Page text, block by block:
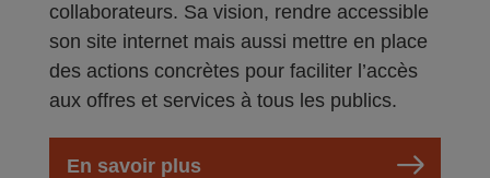
collaborateurs. Sa vision, rendre accessible
son site internet mais aussi mettre en place
des actions concrètes pour faciliter l’accès
aux offres et services à tous les publics.
En savoir plus